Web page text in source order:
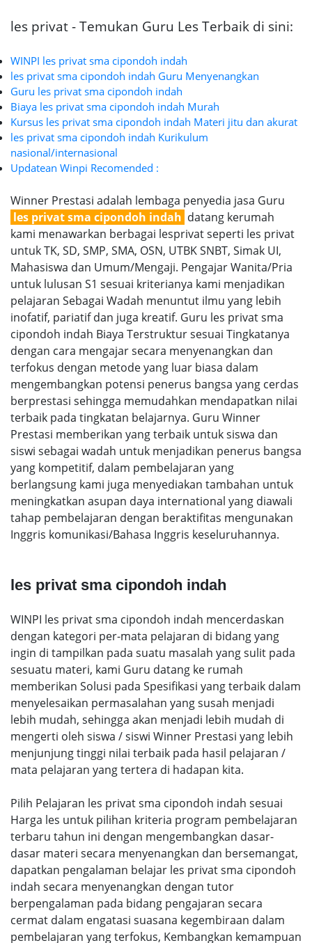
les privat - Temukan Guru Les Terbaik di sini:
WINPI les privat sma cipondoh indah
les privat sma cipondoh indah Guru Menyenangkan
Guru les privat sma cipondoh indah
Biaya les privat sma cipondoh indah Murah
Kursus les privat sma cipondoh indah Materi jitu dan akurat
les privat sma cipondoh indah Kurikulum
nasional/internasional
Updatean Winpi Recomended :
Winner Prestasi adalah lembaga penyedia jasa Guru
les privat sma cipondoh indah datang kerumah
kami menawarkan berbagai lesprivat seperti les privat
untuk TK, SD, SMP, SMA, OSN, UTBK SNBT, Simak UI,
Mahasiswa dan Umum/Mengaji. Pengajar Wanita/Pria
untuk lulusan S1 sesuai kriterianya kami menjadikan
pelajaran Sebagai Wadah menuntut ilmu yang lebih
inofatif, pariatif dan juga kreatif. Guru les privat sma
cipondoh indah Biaya Terstruktur sesuai Tingkatanya
dengan cara mengajar secara menyenangkan dan
terfokus dengan metode yang luar biasa dalam
mengembangkan potensi penerus bangsa yang cerdas
berprestasi sehingga memudahkan mendapatkan nilai
terbaik pada tingkatan belajarnya. Guru Winner
Prestasi memberikan yang terbaik untuk siswa dan
siswi sebagai wadah untuk menjadikan penerus bangsa
yang kompetitif, dalam pembelajaran yang
berlangsung kami juga menyediakan tambahan untuk
meningkatkan asupan daya international yang diawali
tahap pembelajaran dengan beraktifitas mengunakan
Inggris komunikasi/Bahasa Inggris keseluruhannya.
les privat sma cipondoh indah
WINPI les privat sma cipondoh indah mencerdaskan
dengan kategori per-mata pelajaran di bidang yang
ingin di tampilkan pada suatu masalah yang sulit pada
sesuatu materi, kami Guru datang ke rumah
memberikan Solusi pada Spesifikasi yang terbaik dalam
menyelesaikan permasalahan yang susah menjadi
lebih mudah, sehingga akan menjadi lebih mudah di
mengerti oleh siswa / siswi Winner Prestasi yang lebih
menjunjung tinggi nilai terbaik pada hasil pelajaran /
mata pelajaran yang tertera di hadapan kita.
Pilih Pelajaran les privat sma cipondoh indah sesuai
Harga les untuk pilihan kriteria program pembelajaran
terbaru tahun ini dengan mengembangkan dasar-
dasar materi secara menyenangkan dan bersemangat,
dapatkan pengalaman belajar les privat sma cipondoh
indah secara menyenangkan dengan tutor
berpengalaman pada bidang pengajaran secara
cermat dalam engatasi suasana kegembiraan dalam
pembelajaran yang terfokus, Kembangkan kemampuan